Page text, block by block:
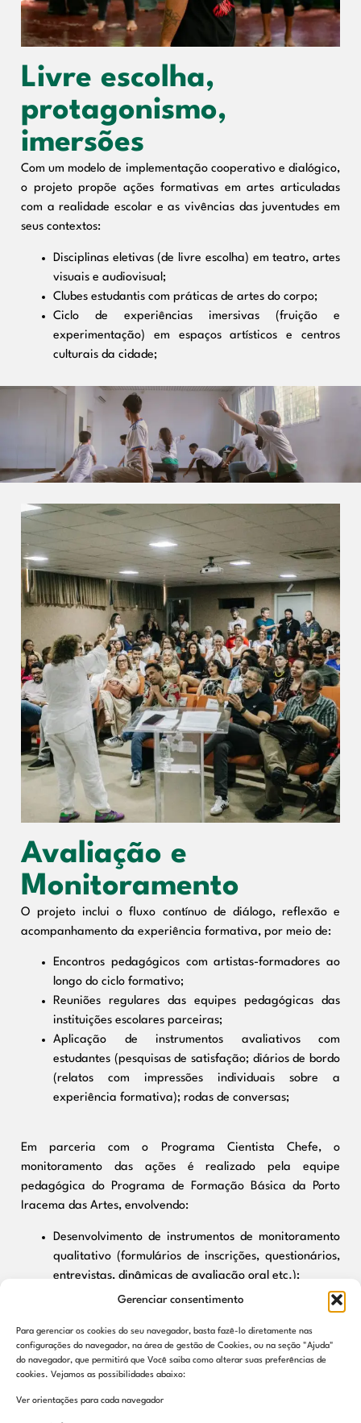
Gerenciar consentimento
Para gerenciar os cookies do seu navegador, basta fazê-lo diretamente nas
configurações do navegador, na área de gestão de Cookies, ou na seção "Ajuda"
do navegador, que permitirá que Você saiba como alterar suas preferências de
cookies. Vejamos as possibilidades abaixo:
Ver orientações para cada navegador
Livre escolha,
protagonismo,
imersões
Com um modelo de implementação cooperativo e dialógico,
o projeto propõe ações formativas em artes articuladas
com a realidade escolar e as vivências das juventudes em
seus contextos:
Disciplinas eletivas (de livre escolha) em teatro, artes
visuais e audiovisual;
Clubes estudantis com práticas de artes do corpo;
Ciclo de experiências imersivas (fruição e
experimentação) em espaços artísticos e centros
culturais da cidade;
Avaliação e
Monitoramento
O projeto inclui o fluxo contínuo de diálogo, reflexão e
acompanhamento da experiência formativa, por meio de:
Encontros pedagógicos com artistas-formadores ao
longo do ciclo formativo;
Reuniões regulares das equipes pedagógicas das
instituições escolares parceiras;
Aplicação de instrumentos avaliativos com
estudantes (pesquisas de satisfação; diários de bordo
(relatos com impressões individuais sobre a
experiência formativa); rodas de conversas;
Em parceria com o Programa Cientista Chefe, o
monitoramento das ações é realizado pela equipe
pedagógica do Programa de Formação Básica da Porto
Iracema das Artes, envolvendo:
Desenvolvimento de instrumentos de monitoramento
qualitativo (formulários de inscrições, questionários,
entrevistas, dinâmicas de avaliação oral etc.);
Coleta de dados por meio da aplicação desses
Sistematização de dados para publicação;
Partilha pública dos resultados.